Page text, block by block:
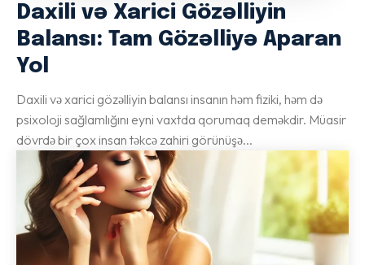
Daxili və Xarici Gözəlliyin
Balansı: Tam Gözəlliyə Aparan
Yol
Daxili və xarici gözəlliyin balansı insanın həm fiziki, həm də
psixoloji sağlamlığını eyni vaxtda qorumaq deməkdir. Müasir
dövrdə bir çox insan təkcə zahiri görünüşə...